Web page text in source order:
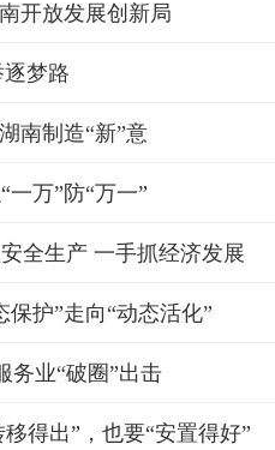
开放发展创新局
梦路
南制造“新”意
万”防“万一”
全生产 一手抓经济发展
护”走向“动态活化”
务业“破圈”出击
得出”，也要“安置得好”